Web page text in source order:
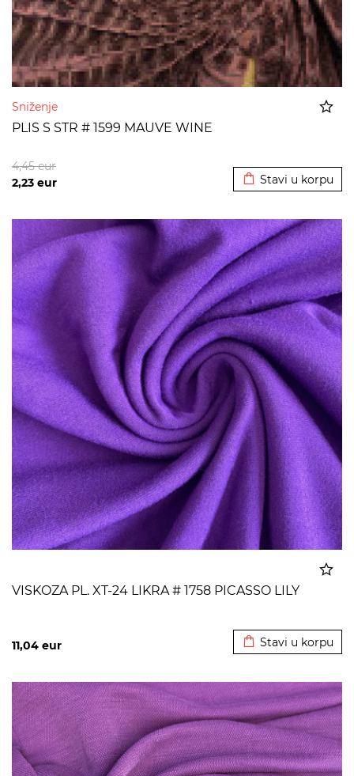
Sniženje
PLIS S STR # 1599 MAUVE WINE
2,23 eur
4,45eur
Stavi u korpu
VISKOZA PL. XT-24 LIKRA # 1758 PICASSO LILY
11,04 eur Stavi u korpu